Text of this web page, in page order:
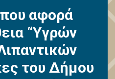
αφορά
“Υγρών
του Δήμου